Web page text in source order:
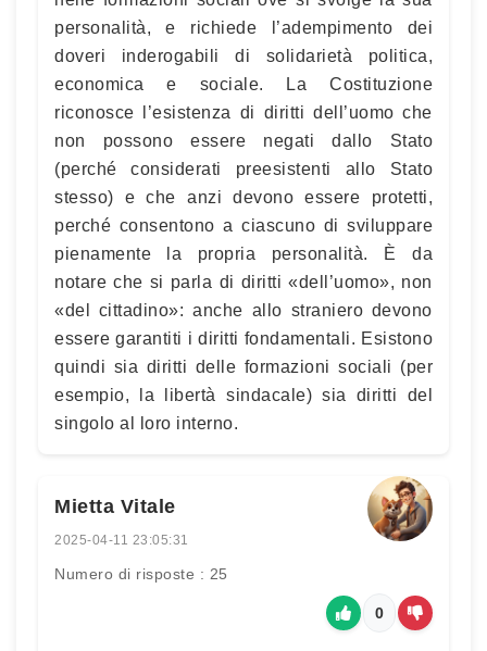
personalità, e richiede l’adempimento dei
doveri inderogabili di solidarietà politica,
economica e sociale. La Costituzione
riconosce l’esistenza di diritti dell’uomo che
non possono essere negati dallo Stato
(perché considerati preesistenti allo Stato
stesso) e che anzi devono essere protetti,
perché consentono a ciascuno di sviluppare
pienamente la propria personalità. È da
notare che si parla di diritti «dell’uomo», non
«del cittadino»: anche allo straniero devono
essere garantiti i diritti fondamentali. Esistono
quindi sia diritti delle formazioni sociali (per
esempio, la libertà sindacale) sia diritti del
singolo al loro interno.
Mietta Vitale
2025-04-11 23:05:31
Numero di risposte : 25
0